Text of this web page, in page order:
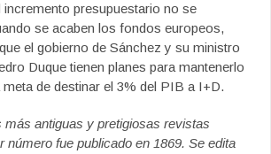
incremento presupuestario no se
se acaben los fondos europeos,
el gobierno de Sánchez y su ministro
Duque tienen planes para mantenerlo
de destinar el 3% del PIB a I+D.
más antiguas y pretigiosas revistas
número fue publicado en 1869. Se edita